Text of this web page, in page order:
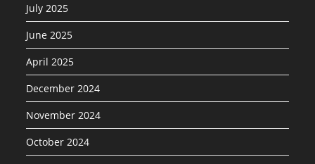
July 2025
June 2025
April 2025
December 2024
November 2024
October 2024